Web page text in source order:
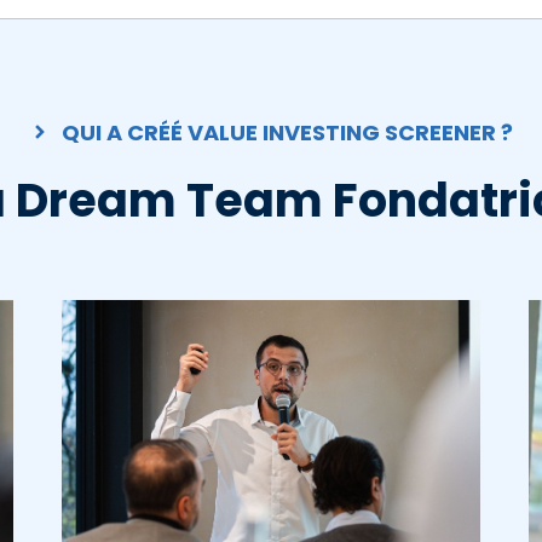
QUI A CRÉÉ VALUE INVESTING SCREENER ?
Dream Team